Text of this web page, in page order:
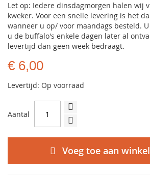
Let op: Iedere dinsdagmorgen halen wij
kweker. Voor een snelle levering is het
wanneer u op/ voor maandags besteld.
u de buffalo's enkele dagen later al
levertijd dan geen week bedraagt.
€ 6,00
Levertijd: Op voorraad
Aantal
Voeg toe aan